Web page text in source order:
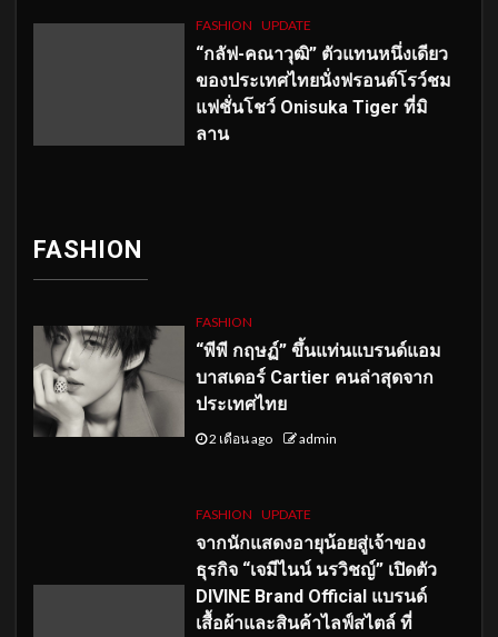
FASHION UPDATE
“กลัฟ-คณาวุฒิ” ตัวแทนหนึ่งเดียว
ของประเทศไทยนั่งฟรอนต์โรว์ชม
แฟชั่นโชว์ Onisuka Tiger ที่มิ
ลาน
FASHION
FASHION
“พีพี กฤษฏ์” ขึ้นแท่นแบรนด์แอม
บาสเดอร์ Cartier คนล่าสุดจาก
ประเทศไทย
2 เดือน ago admin
FASHION UPDATE
จากนักแสดงอายุน้อยสู่เจ้าของ
ธุรกิจ “เจมีไนน์ นรวิชญ์” เปิดตัว
DIVINE Brand Official แบรนด์
เสื้อผ้าและสินค้าไลฟ์สไตล์ ที่